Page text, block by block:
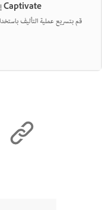
إنشاء تجارب تعليم إلكتروني غامرة مع Captivate
قم بتسريع عملية التأليف